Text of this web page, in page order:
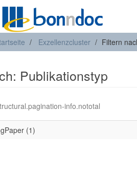
Exzellenzcluster Filtern
Publikationstyp
info.nototal
(1)